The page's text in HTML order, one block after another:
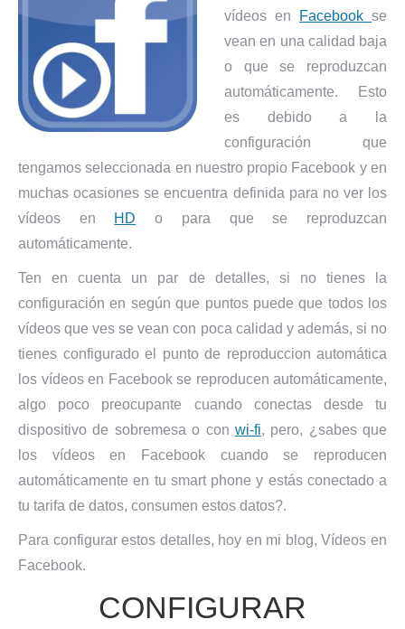
vídeos en
Facebook se
vean en una calidad baja
o que se reproduzcan
automáticamente. Esto
es debido a la
configuración que
tengamos seleccionada en nuestro propio Facebook y en
muchas ocasiones se encuentra definida para no ver los
vídeos en HD o para que se reproduzcan
automáticamente.
Ten en cuenta un par de detalles, si no tienes la
configuración en según que puntos puede que todos los
vídeos que ves se vean con poca calidad y además, si no
tienes configurado el punto de reproduccion automática
los vídeos en Facebook se reproducen automáticamente,
algo poco preocupante cuando conectas desde tu
dispositivo de sobremesa o con wi-fi, pero, ¿sabes que
los vídeos en Facebook cuando se reproducen
automáticamente en tu smart phone y estás conectado a
tu tarifa de datos, consumen estos datos?.
Para configurar estos detalles, hoy en mi blog, Vídeos en
Facebook.
CONFIGURAR